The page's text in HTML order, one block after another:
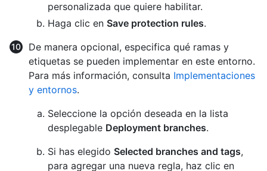
personalizada que quiere habilitar.
Haga clic en Save protection rules.
De manera opcional, especifica qué ramas y
etiquetas se pueden implementar en este entorno.
Para más información, consulta Implementaciones
y entornos.
Seleccione la opción deseada en la lista
desplegable Deployment branches.
Si has elegido Selected branches and tags,
para agregar una nueva regla, haz clic en